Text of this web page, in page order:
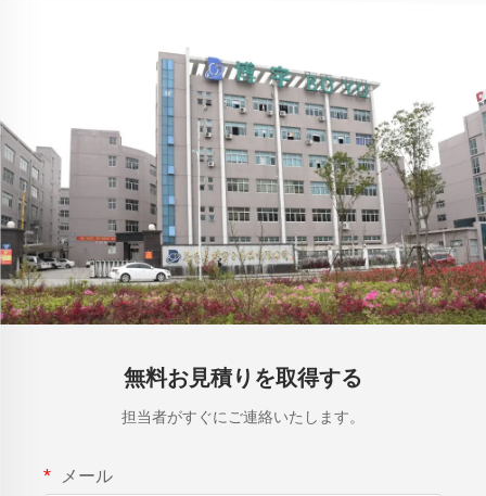
無料お見積りを取得する
担当者がすぐにご連絡いたします。
メール